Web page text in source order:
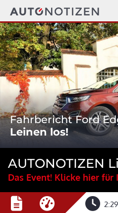
Fahrbericht Ford
Leinen los!
AUTONOTIZEN
Das Event! Klicke hier für